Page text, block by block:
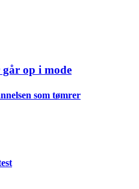
op i mode
som tømrer